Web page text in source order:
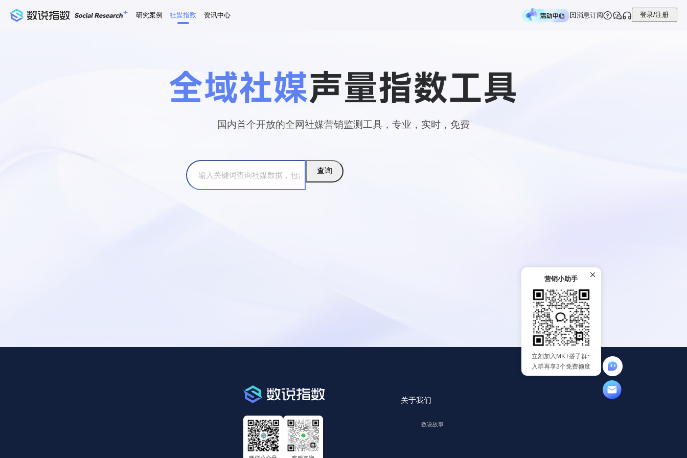
研究案例 社媒指数 资讯中心 消息订阅 登录/注册
全域社媒声量指数工具
国内首个开放的全网社媒营销监测工具，专业，实时，免费
查询
关于我们
数说故事
营销小助手
立刻加入MKT搭子群~
入群再享3个免费额度